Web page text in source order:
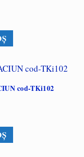
cod-TKi102